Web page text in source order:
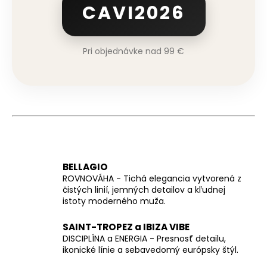
CAVI2026
Pri objednávke nad 99 €
BELLAGIO
ROVNOVÁHA - Tichá elegancia vytvorená z
čistých linií, jemných detailov a kľudnej
istoty moderného muža.
SAINT-TROPEZ a IBIZA VIBE
DISCIPLÍNA a ENERGIA - Presnosť detailu,
ikonické línie a sebavedomý európsky štýl.